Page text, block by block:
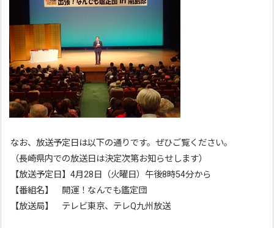
なお、放送予定日は以下の通りです。ぜひご覧ください。
（長崎県内での放送日は決定次第お知らせします）
【放送予定日】4月28日（火曜日）午後8時54分から
【番組名】 開運！なんでも鑑定団
【放送局】 テレビ東京、テレQ九州放送